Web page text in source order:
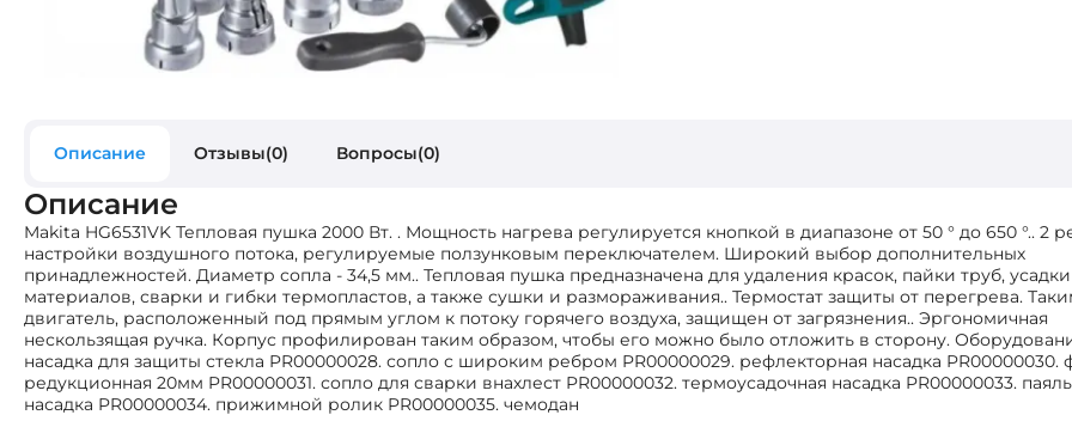
Описание Отзывы(0) Вопросы(0)
Описание
Makita HG6531VK Тепловая пушка 2000 Вт. . Мощность нагрева регулируется кнопкой в диапазоне от 50 ° до 650 °.. 2
настройки воздушного потока, регулируемые ползунковым переключателем. Широкий выбор дополнительных
принадлежностей. Диаметр сопла - 34,5 мм.. Тепловая пушка предназначена для удаления красок, пайки труб,
материалов, сварки и гибки термопластов, а также сушки и размораживания.. Термостат защиты от перегрева.
двигатель, расположенный под прямым углом к потоку горячего воздуха, защищен от загрязнения.. Эргономичная
нескользящая ручка. Корпус профилирован таким образом, чтобы его можно было отложить в сторону.
насадка для защиты стекла PR00000028. сопло с широким ребром PR00000029. рефлекторная насадка PR00000030.
редукционная 20мм PR00000031. сопло для сварки внахлест PR00000032. термоусадочная насадка PR00000033.
насадка PR00000034. прижимной ролик PR00000035. чемодан